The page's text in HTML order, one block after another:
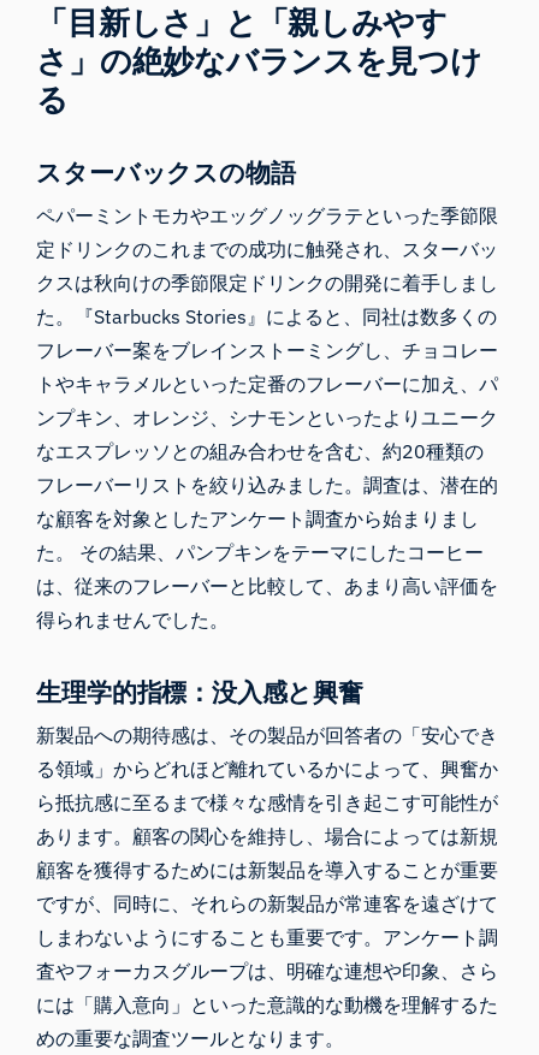
「目新しさ」と「親しみやす
さ」の絶妙なバランスを見つけ
る
スターバックスの物語
ペパーミントモカやエッグノッグラテといった季節限
定ドリンクのこれまでの成功に触発され、スターバッ
クスは秋向けの季節限定ドリンクの開発に着手しまし
た。『Starbucks Stories』によると、同社は数多くの
フレーバー案をブレインストーミングし、チョコレー
トやキャラメルといった定番のフレーバーに加え、パ
ンプキン、オレンジ、シナモンといったよりユニーク
なエスプレッソとの組み合わせを含む、約20種類の
フレーバーリストを絞り込みました。調査は、潜在的
な顧客を対象としたアンケート調査から始まりまし
た。 その結果、パンプキンをテーマにしたコーヒー
は、従来のフレーバーと比較して、あまり高い評価を
得られませんでした。
生理学的指標：没入感と興奮
新製品への期待感は、その製品が回答者の「安心でき
る領域」からどれほど離れているかによって、興奮か
ら抵抗感に至るまで様々な感情を引き起こす可能性が
あります。顧客の関心を維持し、場合によっては新規
顧客を獲得するためには新製品を導入することが重要
ですが、同時に、それらの新製品が常連客を遠ざけて
しまわないようにすることも重要です。アンケート調
査やフォーカスグループは、明確な連想や印象、さら
には「購入意向」といった意識的な動機を理解するた
めの重要な調査ツールとなります。